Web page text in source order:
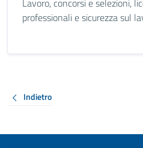
Lavoro, concorsi e selezioni,
professionali e sicurezza sul
Indietro